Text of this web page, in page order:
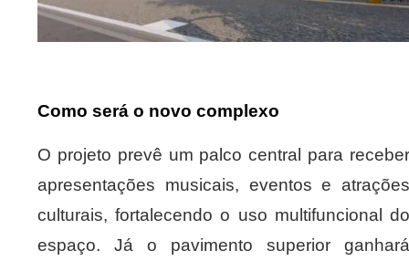
Como será o novo complexo
O projeto prevê um palco central para receber
apresentações musicais, eventos e atrações
culturais, fortalecendo o uso multifuncional do
espaço. Já o pavimento superior ganhará